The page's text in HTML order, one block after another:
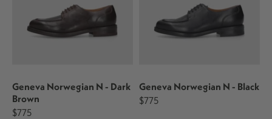
Geneva Norwegian N - Dark
Brown
$775
Geneva Norwegian N - Black
$775